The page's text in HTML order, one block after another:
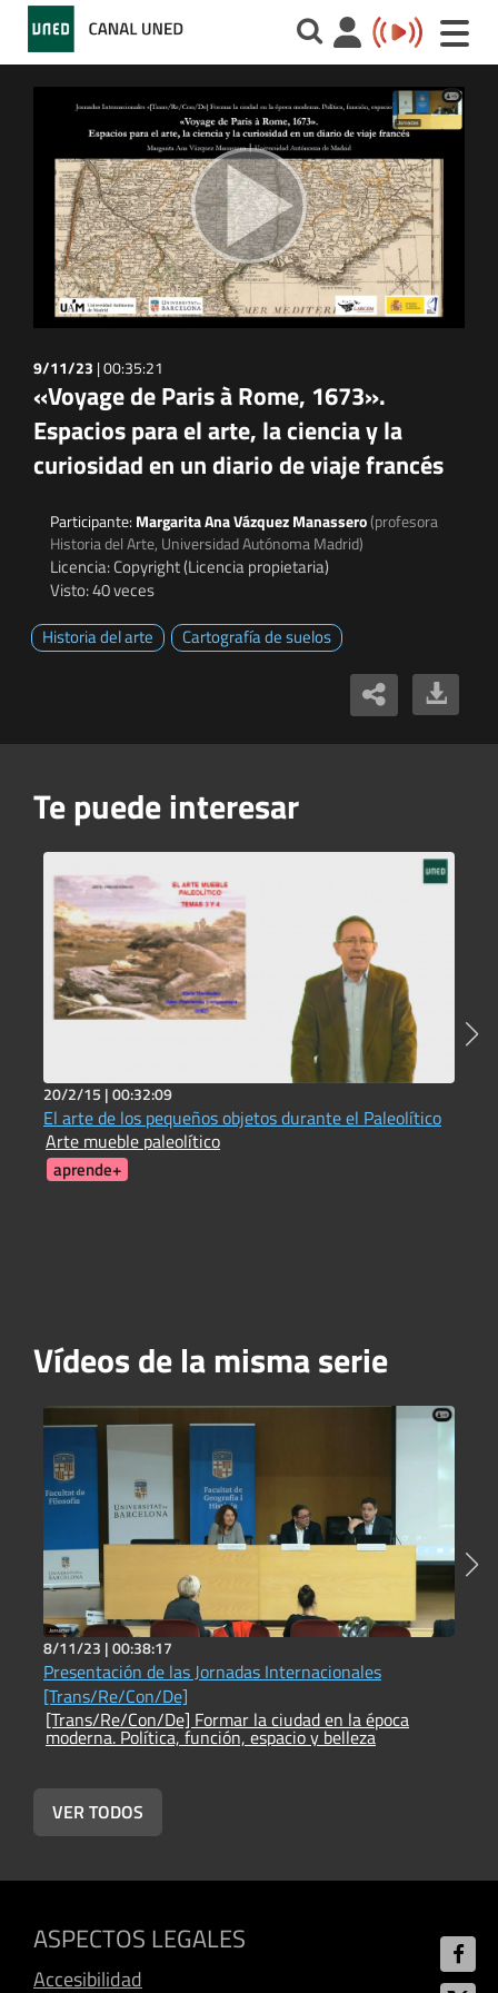
Toggle
9/11/23 |00:35:21
«Voyage de Paris à Rome, 1673».
Espacios para el arte, la ciencia y la
curiosidad en un diario de viaje francés
Participante: Margarita Ana Vázquez Manassero(profesora
Historia del Arte, Universidad Autónoma Madrid)
Licencia: Copyright (Licencia propietaria)
Visto: 40 veces
Historia del arte
Cartografía de suelos
Te puede interesar
20/2/15 |00:32:09
El arte de los pequeños objetos durante el Paleolítico
Arte mueble paleolítico
aprende+
Vídeos de la misma serie
8/11/23 |00:38:17
Presentación de las Jornadas Internacionales
[Trans/Re/Con/De]
[Trans/Re/Con/De] Formar la ciudad en la época
moderna. Política, función, espacio y belleza
VER TODOS
ASPECTOS LEGALES
Accesibilidad